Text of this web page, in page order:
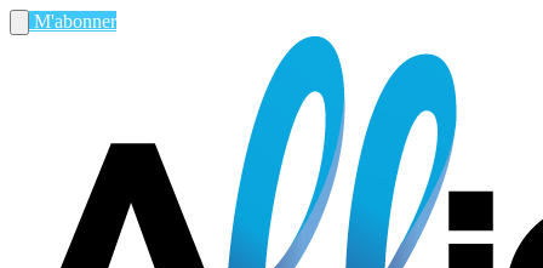
M'abonner